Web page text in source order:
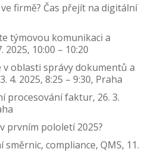
firmě? Čas přejít na digitální
týmovou komunikaci a
10:00 – 10:20
v oblasti správy dokumentů a
4. 2025, 8:25 – 9:30, Praha
procesování faktur, 26. 3.
prvním pololetí 2025?
compliance, QMS, 11.